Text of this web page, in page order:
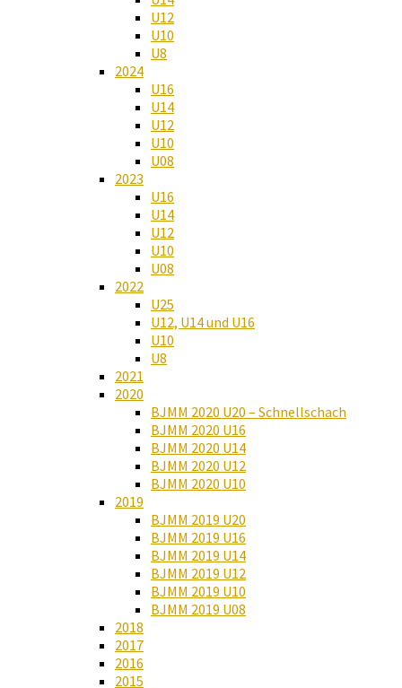
U12
U10
U8
2024
U16
U14
U12
U10
U08
2023
U16
U14
U12
U10
U08
2022
U25
U12, U14 und U16
U10
U8
2021
2020
BJMM 2020 U20 – Schnellschach
BJMM 2020 U16
BJMM 2020 U14
BJMM 2020 U12
BJMM 2020 U10
2019
BJMM 2019 U20
BJMM 2019 U16
BJMM 2019 U14
BJMM 2019 U12
BJMM 2019 U10
BJMM 2019 U08
2018
2017
2016
2015